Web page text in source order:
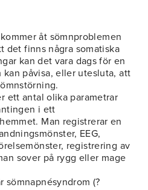
åt sömnproblemen
det finns några somatiska
kan det vara dags för en
kan påvisa, eller utesluta, att
ett antal olika parametrar
i ett
Man registrerar en
EEG,
registrering av
sover på rygg eller mage
sömnapnésyndrom (?